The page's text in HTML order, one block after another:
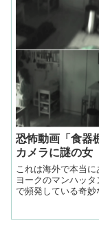
恐怖動画「食器
カメラに謎の女
これは海外で本当
ヨークのマンハッ
で頻発している奇